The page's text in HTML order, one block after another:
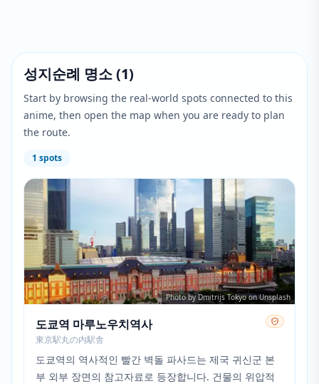
성지순례 명소(1)
Start by browsing the real-world spots connected to this
anime, then open the map when you are ready to plan
the route.
1 spots
Photo by Dmitrijs Tokyo on Unsplash
도쿄역 마루노우치역사
東京駅丸の内駅舎
도쿄역의 역사적인 빨간 벽돌 파사드는 제국 귀신군 본
부 외부 장면의 참고자료로 등장합니다. 건물의 위압적